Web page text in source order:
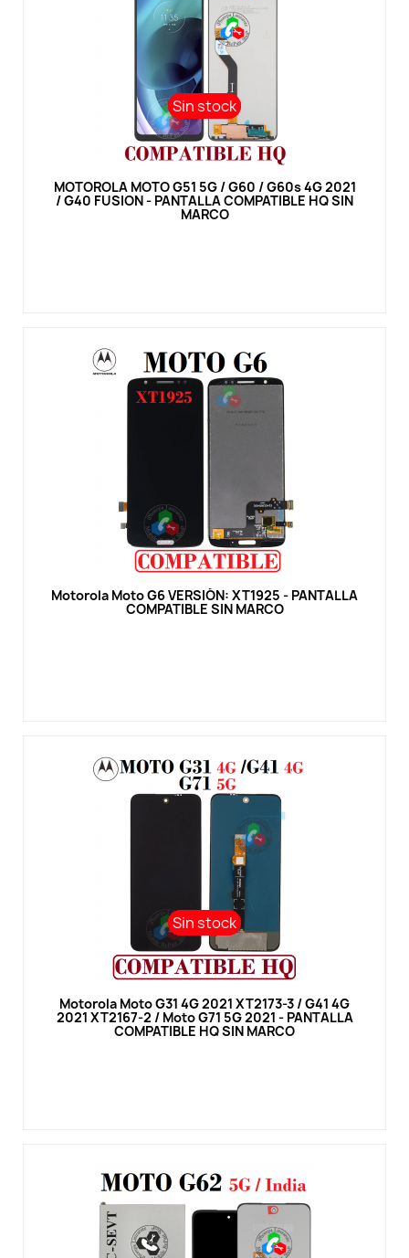
Sin stock
Sin stock
Vista rápida
MOTOROLA MOTO G51 5G / G60 / G60s 4G 2021
/ G40 FUSION - PANTALLA COMPATIBLE HQ SIN
MARCO
Vista rápida
Motorola Moto G6 VERSIÓN: XT1925 - PANTALLA
COMPATIBLE SIN MARCO
Sin stock
Sin stock
Vista rápida
Motorola Moto G31 4G 2021 XT2173-3 / G41 4G
2021 XT2167-2 / Moto G71 5G 2021 - PANTALLA
COMPATIBLE HQ SIN MARCO